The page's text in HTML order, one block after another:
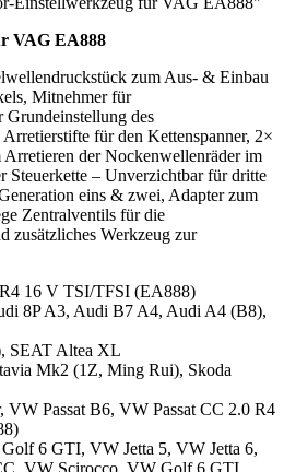
VAG EA888
zum Aus- & Einbau
Mitnehmer für
des
für den Kettenspanner, 2×
der Nockenwellenräder im
Steuerkette – Unverzichtbar für dritte
eins & zwei, Adapter zum
Zentralventils für die
zusätzliches Werkzeug zur
16 V TSI/TFSI (EA888)
8P A3, Audi B7 A4, Audi A4 (B8),
SEAT Altea XL
Mk2 (1Z, Ming Rui), Skoda
VW Passat B6, VW Passat CC 2.0 R4
6 GTI, VW Jetta 5, VW Jetta 6,
VW Scirocco, VW Golf 6 GTI,